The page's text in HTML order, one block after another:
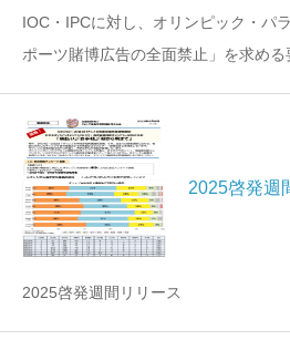
IOC・IPCに対し、オリンピック・パ
ポーツ賭博広告の全面禁止」を求める
2025啓発週
2025啓発週間リリース